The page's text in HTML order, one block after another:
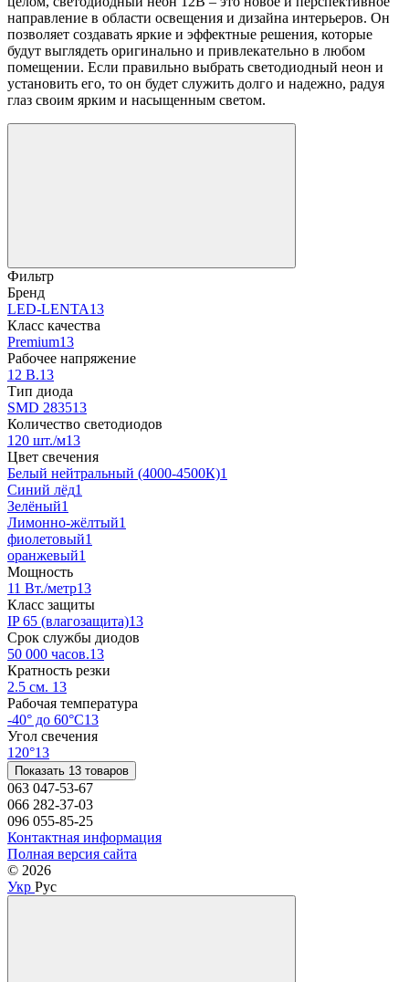
направление в области освещения и дизайна интерьеров. Он
позволяет создавать яркие и эффектные решения, которые
будут выглядеть оригинально и привлекательно в любом
помещении. Если правильно выбрать светодиодный неон и
установить его, то он будет служить долго и надежно, радуя
глаз своим ярким и насыщенным светом.
Фильтр
Бренд
LED-LENTA13
Класс качества
Premium13
Рабочее напряжение
12 В.13
Тип диода
SMD 283513
Количество светодиодов
120 шт./м13
Цвет свечения
Белый нейтральный (4000-4500К)1
Синий лёд1
Зелёный1
Лимонно-жёлтый1
фиолетовый1
оранжевый1
Мощность
11 Вт./метр13
Класс защиты
IP 65 (влагозащита)13
Срок службы диодов
50 000 часов.13
Кратность резки
2.5 см. 13
Рабочая температура
-40° до 60°C13
Угол свечения
120°13
Показать 13 товаров
063 047-53-67
066 282-37-03
096 055-85-25
Контактная информация
Полная версия сайта
© 2026
Укр Рус